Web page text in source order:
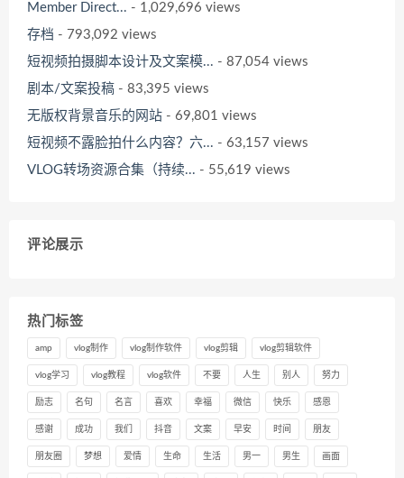
Member Direct... - 1,029,696 views
存档 - 793,092 views
短视频拍摄脚本设计及文案模... - 87,054 views
剧本/文案投稿 - 83,395 views
无版权背景音乐的网站 - 69,801 views
短视频不露脸拍什么内容？六... - 63,157 views
VLOG转场资源合集（持续... - 55,619 views
评论展示
热门标签
amp vlog制作 vlog制作软件 vlog剪辑 vlog剪辑软件
vlog学习 vlog教程 vlog软件 不要 人生 别人 努力
励志 名句 名言 喜欢 幸福 微信 快乐 感恩
感谢 成功 我们 抖音 文案 早安 时间 朋友
朋友圈 梦想 爱情 生命 生活 男一 男生 画面